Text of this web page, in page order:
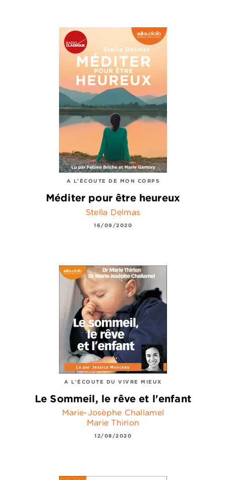
A L'ÉCOUTE DE MON CORPS
Méditer pour être heureux
Stella Delmas
16/09/2020
A L'ÉCOUTE DU VIVRE MIEUX
Le Sommeil, le rêve et l'enfant
Marie-Josèphe Challamel
Marie Thirion
12/08/2020